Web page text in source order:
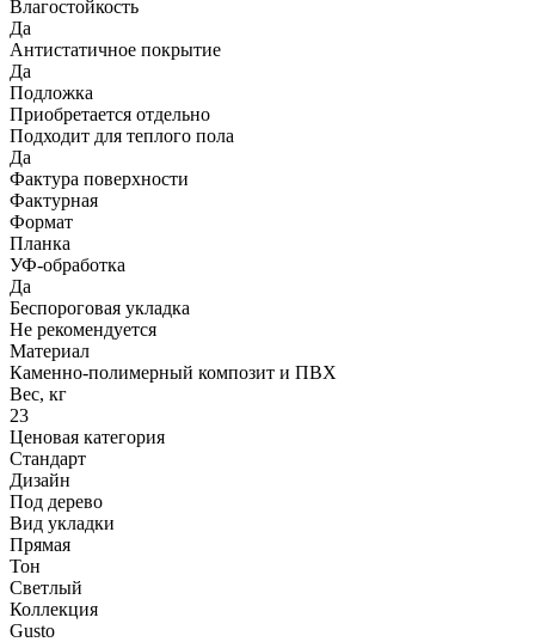
Влагостойкость
Да
Антистатичное покрытие
Да
Подложка
Приобретается отдельно
Подходит для теплого пола
Да
Фактура поверхности
Фактурная
Формат
Планка
УФ-обработка
Да
Беспороговая укладка
Не рекомендуется
Материал
Каменно-полимерный композит и ПВХ
Вес, кг
23
Ценовая категория
Стандарт
Дизайн
Под дерево
Вид укладки
Прямая
Тон
Светлый
Коллекция
Gusto